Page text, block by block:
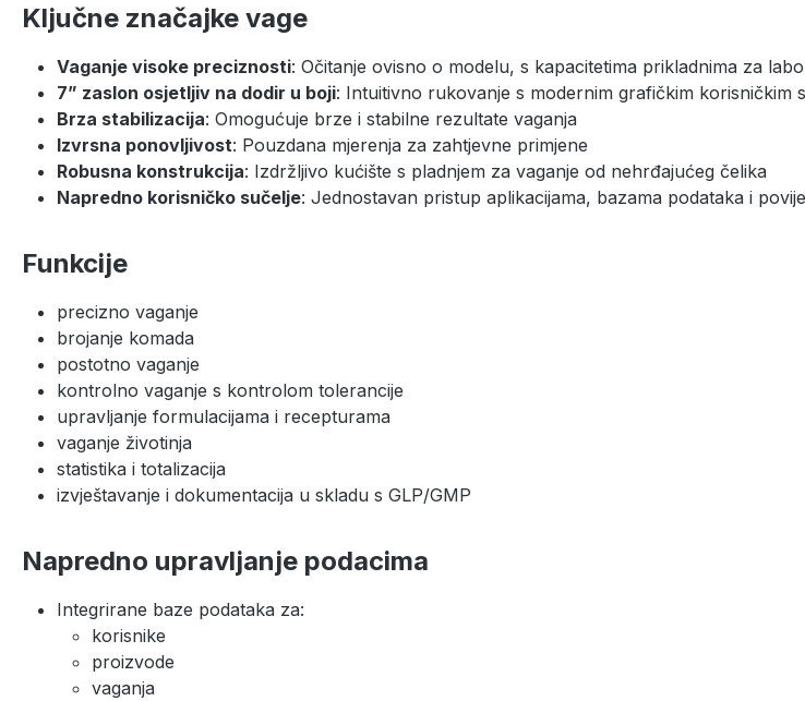
Ključne značajke vage
Vaganje visoke preciznosti: Očitanje ovisno o modelu, s kapacitetima prikladnima za
7” zaslon osjetljiv na dodir u boji: Intuitivno rukovanje s modernim grafičkim korisničkim
Brza stabilizacija: Omogućuje brze i stabilne rezultate vaganja
Izvrsna ponovljivost: Pouzdana mjerenja za zahtjevne primjene
Robusna konstrukcija: Izdržljivo kućište s pladnjem za vaganje od nehrđajućeg čelika
Napredno korisničko sučelje: Jednostavan pristup aplikacijama, bazama podataka i
Funkcije
precizno vaganje
brojanje komada
postotno vaganje
kontrolno vaganje s kontrolom tolerancije
upravljanje formulacijama i recepturama
vaganje životinja
statistika i totalizacija
izvještavanje i dokumentacija u skladu s GLP/GMP
Napredno upravljanje podacima
Integrirane baze podataka za:
korisnike
proizvode
vaganja